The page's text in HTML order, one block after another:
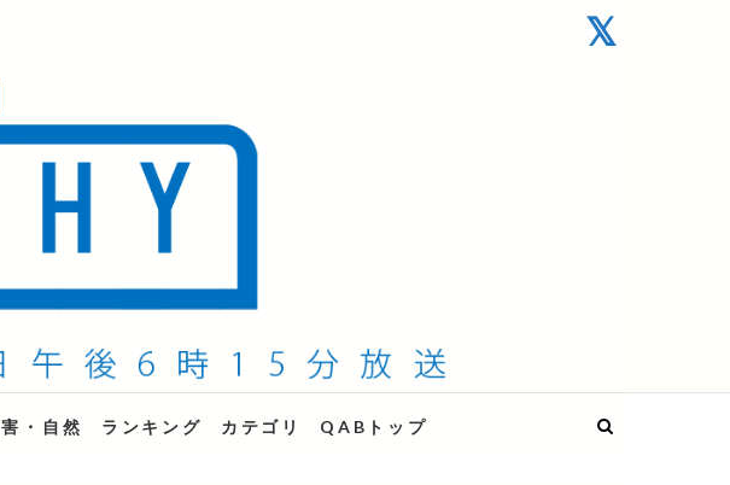
・自然 ランキング カテゴリ QABトップ